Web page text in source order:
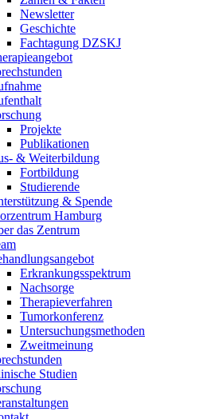
Newsletter
Geschichte
Fachtagung DZSKJ
Projekte
Publikationen
& Weiterbildung
Fortbildung
Studierende
& Spende
Hamburg
das Zentrum
Erkrankungsspektrum
Nachsorge
Therapieverfahren
Tumorkonferenz
Untersuchungsmethoden
Zweitmeinung
Studien